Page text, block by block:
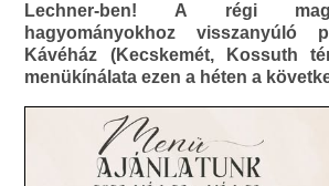
Lechner-ben! A régi
hagyományokhoz visszanyúló
Kávéház (Kecskemét, Kossuth
menükínálata ezen a héten a